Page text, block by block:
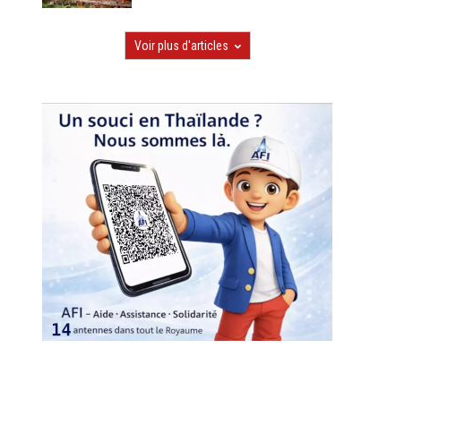
Voir plus d'articles